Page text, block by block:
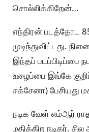
சொல்லிக்கிறேன்…
எந்திரன் படத்தோட 85
முடிந்துவிட்டது.
இந்தப் படப்பிடிப்பை
உழைப்பை இங்கே
சக்சேனா) பேசியது
நடிக வேள் எம்ஆர்
மதிக்கிற நடிகர்.